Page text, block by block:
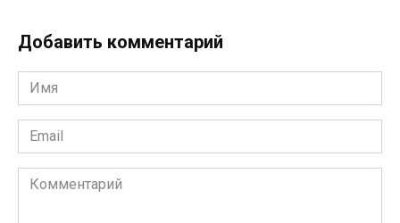
Добавить комментарий
Имя
*
Email
*
Комментарий